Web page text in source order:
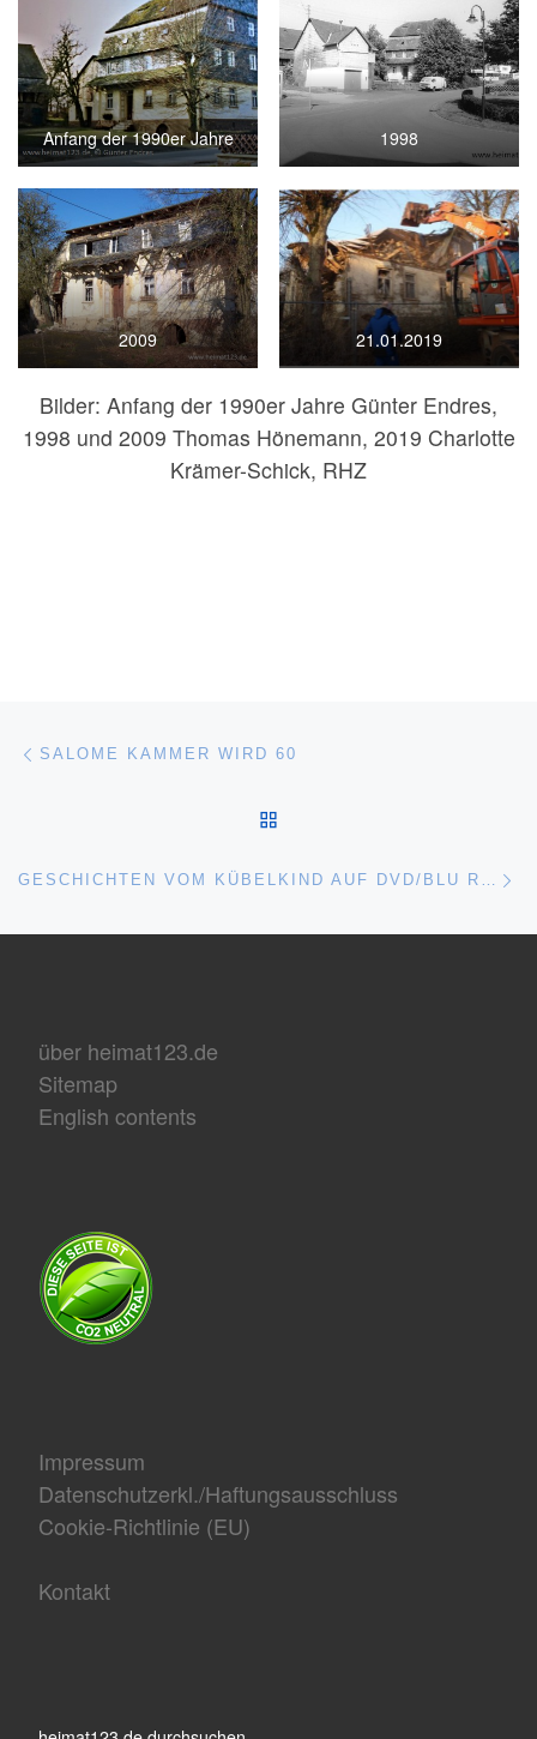
Anfang der 1990er Jahre 1998
2009 21.01.2019
Bilder: Anfang der 1990er Jahre Günter Endres,
1998 und 2009 Thomas Hönemann, 2019 Charlotte
Krämer-Schick, RHZ
SALOME KAMMER WIRD 60
GESCHICHTEN VOM KÜBELKIND AUF DVD/BLU RAY
über heimat123.de
Sitemap
English contents
Impressum
Datenschutzerkl./Haftungsausschluss
Cookie-Richtlinie (EU)
Kontakt